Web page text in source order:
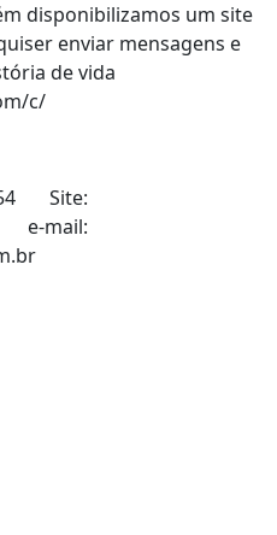
disponibilizamos um site
enviar mensagens e
de vida
c/
Site:
e-mail: